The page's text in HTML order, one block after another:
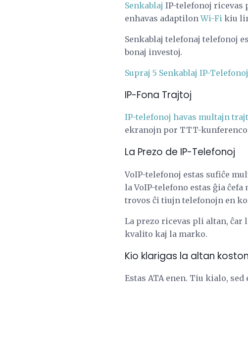
Senkablaj IP-telefonoj ricevas
enhavas adaptilonWi-Fi kiu
Senkablaj telefonaj telefonoj
bonaj investoj.
Supraj 5 Senkablaj IP-Telefonoj
IP-Fona Trajtoj
IP-telefonoj havas multajn
ekranojn por TTT-
La Prezo de IP-Telefonoj
VoIP-telefonoj estas sufiĉe
la VoIP-telefono estas ĝia
trovos ĉi tiujn telefonojn en
La prezo ricevas pli altan, ĉar
kvalito kaj la marko.
Kio klarigas la altan
Estas ATA enen. Tiu kialo,